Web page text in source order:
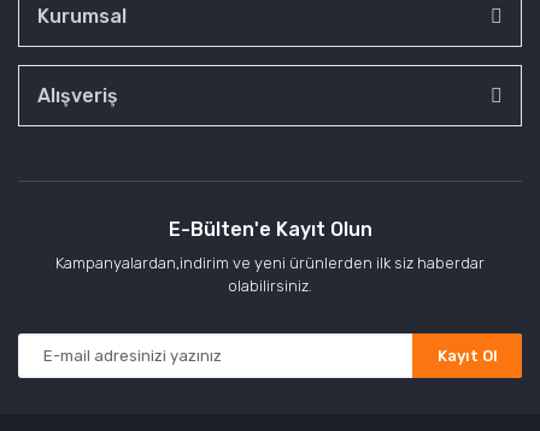
Kurumsal
Alışveriş
E-Bülten'e Kayıt Olun
Kampanyalardan,indirim ve yeni ürünlerden ilk siz haberdar
olabilirsiniz.
Kayıt Ol